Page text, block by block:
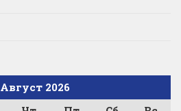
Август 2026